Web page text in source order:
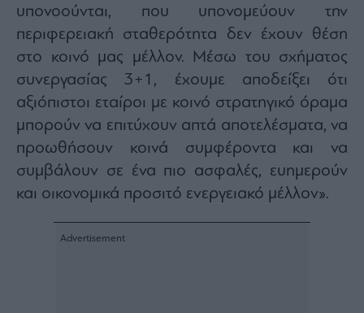
υπονοούνται, που υπονομεύουν την
περιφερειακή σταθερότητα δεν έχουν θέση
στο κοινό μας μέλλον. Μέσω του σχήματος
συνεργασίας 3+1, έχουμε αποδείξει ότι
αξιόπιστοι εταίροι με κοινό στρατηγικό όραμα
μπορούν να επιτύχουν απτά αποτελέσματα, να
προωθήσουν κοινά συμφέροντα και να
συμβάλουν σε ένα πιο ασφαλές, ευημερούν
και οικονομικά προσιτό ενεργειακό μέλλον».